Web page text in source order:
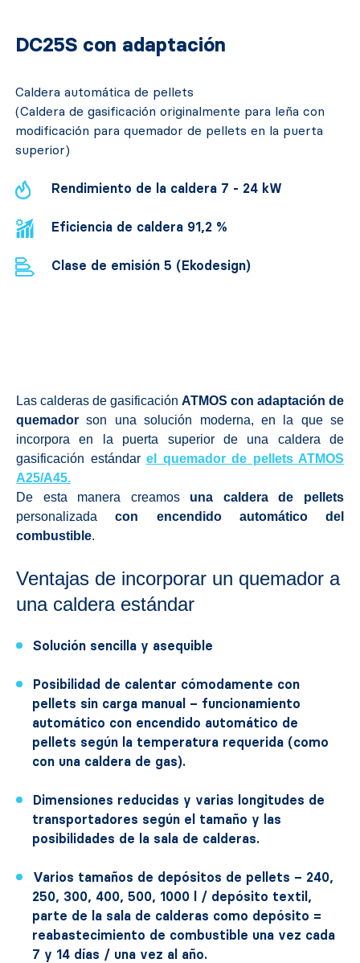
DC25S con adaptación
Caldera automática de pellets
(Caldera de gasificación originalmente para leña con
modificación para quemador de pellets en la puerta
superior)
Rendimiento de la caldera 7 - 24 kW
Eficiencia de caldera 91,2 %
Clase de emisión 5 (Ekodesign)
Las calderas de gasificación ATMOS con adaptación de
quemador son una solución moderna, en la que se
incorpora en la puerta superior de una caldera de
gasificación estándar el quemador de pellets ATMOS
A25/A45.
De esta manera creamos una caldera de pellets
personalizadacon encendido automático del
combustible.
Ventajas de incorporar un quemador a
una caldera estándar
Solución sencilla y asequible
Posibilidad de calentar cómodamente con
pellets sin carga manual – funcionamiento
automático con encendido automático de
pellets según la temperatura requerida (como
con una caldera de gas).
Dimensiones reducidas y varias longitudes de
transportadores según el tamaño y las
posibilidades de la sala de calderas.
Varios tamaños de depósitos de pellets – 240,
250, 300, 400, 500, 1000 l / depósito textil,
parte de la sala de calderas como depósito =
reabastecimiento de combustible una vez cada
7 y 14 días / una vez al año.